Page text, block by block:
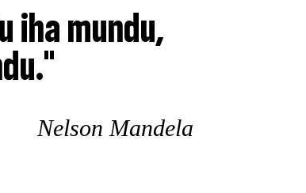
iha mundu,
Nelson Mandela